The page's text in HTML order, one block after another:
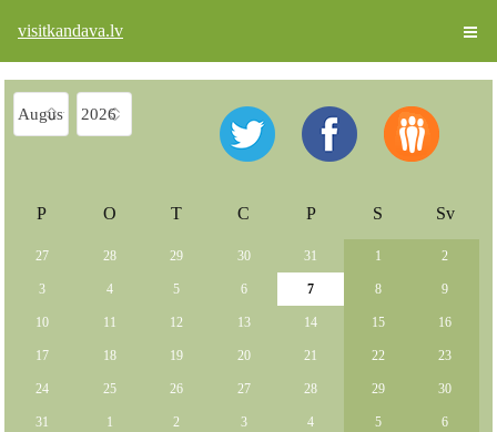
visitkandava.lv
P O T C P S Sv
27 28 29 30 31 1 2
3 4 5 6 7 8 9
10 11 12 13 14 15 16
17 18 19 20 21 22 23
24 25 26 27 28 29 30
31 1 2 3 4 5 6